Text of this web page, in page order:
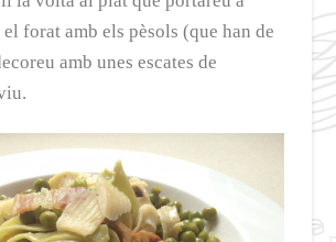
forat amb els pèsols (que han de
amb unes escates de